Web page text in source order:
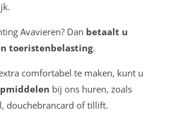
Avavieren? Dan betaalt u
toeristenbelasting.
comfortabel te maken, kunt u
bij ons huren, zoals
douchebrancard of tillift.